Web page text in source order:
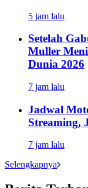
5 jam lalu
Setelah
Muller
Dunia 2026
7 jam lalu
Jadwal
Streaming,
7 jam lalu
Selengkapnya